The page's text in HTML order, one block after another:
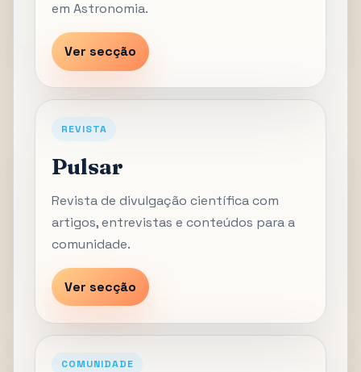
em Astronomia.
Ver secção
REVISTA
Pulsar
Revista de divulgação científica com
artigos, entrevistas e conteúdos para a
comunidade.
Ver secção
COMUNIDADE